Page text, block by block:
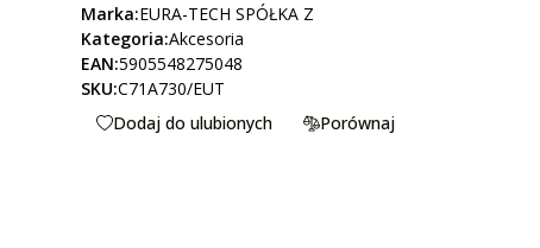
Marka:EURA-TECH SPÓŁKA Z
Kategoria:Akcesoria
EAN:5905548275048
SKU:C71A730/EUT
Dodaj do ulubionych
Porównaj